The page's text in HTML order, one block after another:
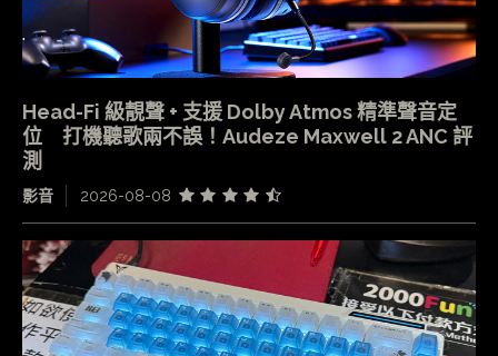
Head-Fi 級靚聲 + 支援 Dolby Atmos 精準聲音定
位 打機聽歌兩不誤！Audeze Maxwell 2 ANC 評
測
影音 2026-08-08